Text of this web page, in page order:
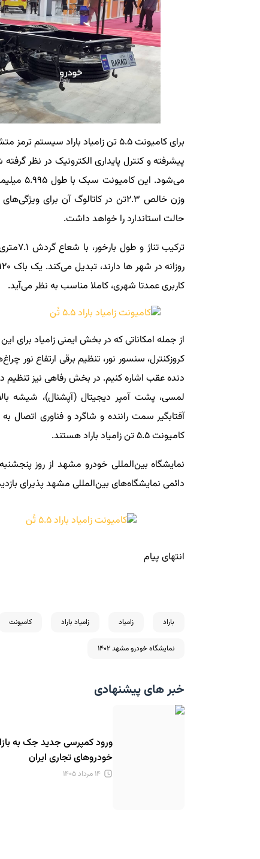
پیشرفته و کنترل پایداری الکترونیک در نظر گرفته
حالت استاندارد را خواهد داشت.
ترکیب
کاربری عمدتا شهری، کاملا مناسب به نظر می‌آید.
از جمله امکاناتی که در بخش ایمنی زامیاد برای
کروزکنترل، سنسور نور، تنظیم برقی ارتفاع نور
لمسی، پشت آمپر دیجیتال (آپشنال)، شیشه
کامیونت ۵.۵ تن زامیاد باراد هستند.
دائمی نمایشگاه‌های بین‌المللی مشهد پذیرای
انتهای پیام
باراد زامیاد زامیاد باراد کامیونت
نمایشگاه خودرو مشهد ۱۴۰۲
خبر های پیشنهادی
ورود کمپرسی جدید جک به
خودروهای تجاری ایران
۱۴ مرداد ۱۴۰۵